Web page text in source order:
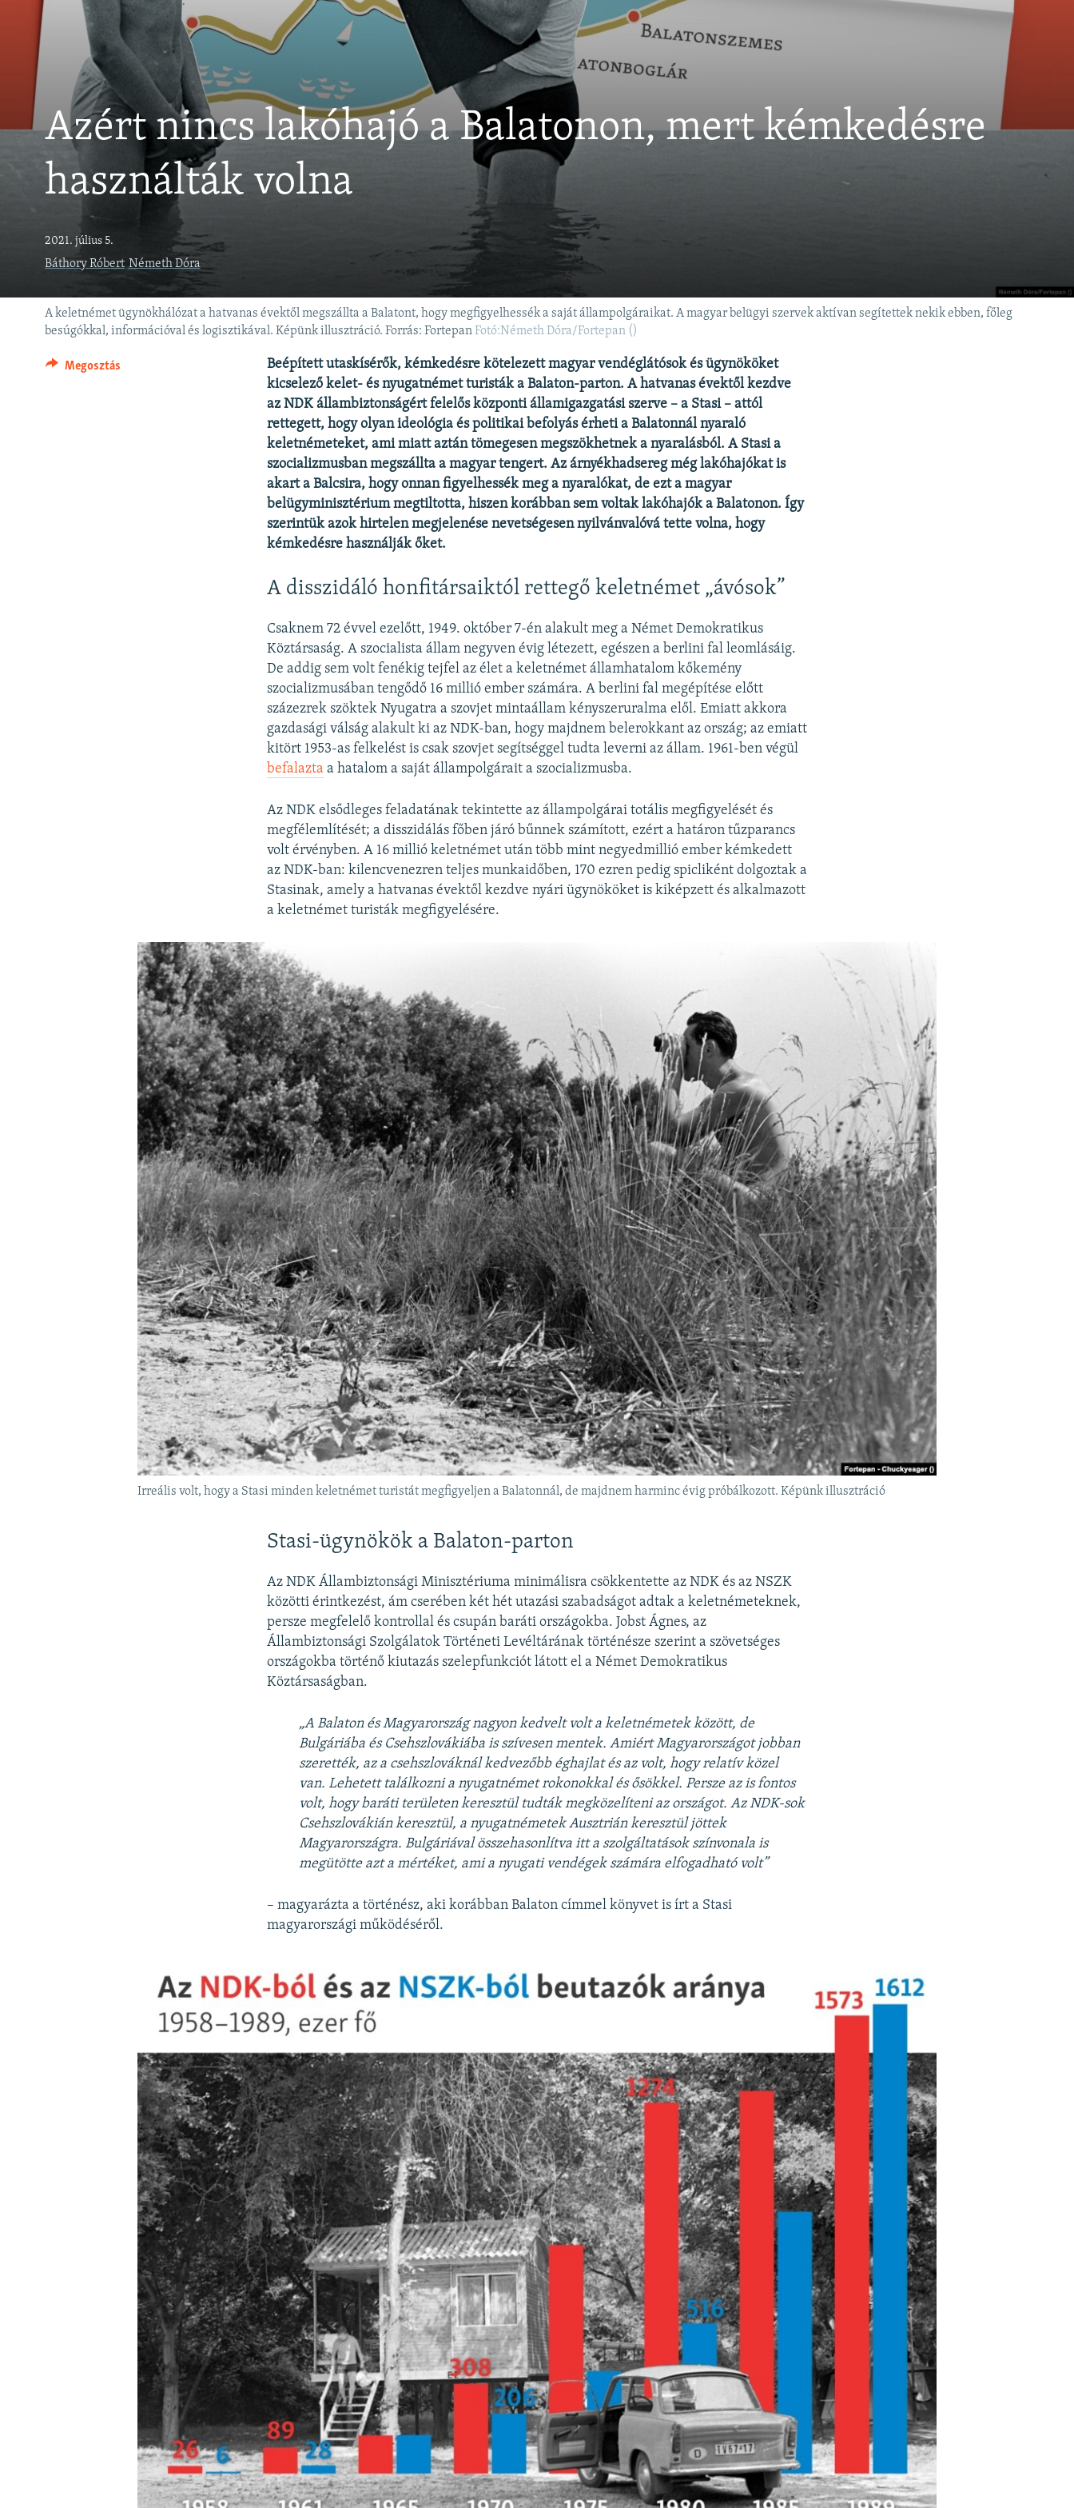
VILÁG
KLÍMAVÁLTOZÁS
A MÚLT TANULSÁGAI
Azért nincs lakóhajó a Balatonon, mert kémkedésre
használták volna
2021. július 5.
Báthory Róbert Németh Dóra
A keletnémet ügynökhálózat a hatvanas évektől megszállta a Balatont, hogy megfigyelhessék a saját állampolgáraikat. A magyar belügyi szervek aktívan segítettek nekik ebben, főleg
besúgókkal, információval és logisztikával. Képünk illusztráció. Forrás: FortepanFotó:Németh Dóra/Fortepan ()
Megosztás
Beépített utaskísérők, kémkedésre kötelezett magyar vendéglátósok és ügynököket
kicselező kelet- és nyugatnémet turisták a Balaton-parton. A hatvanas évektől kezdve
az NDK állambiztonságért felelős központi államigazgatási szerve – a Stasi – attól
rettegett, hogy olyan ideológia és politikai befolyás érheti a Balatonnál nyaraló
keletnémeteket, ami miatt aztán tömegesen megszökhetnek a nyaralásból. A Stasi a
szocializmusban megszállta a magyar tengert. Az árnyékhadsereg még lakóhajókat is
akart a Balcsira, hogy onnan figyelhessék meg a nyaralókat, de ezt a magyar
belügyminisztérium megtiltotta, hiszen korábban sem voltak lakóhajók a Balatonon. Így
szerintük azok hirtelen megjelenése nevetségesen nyilvánvalóvá tette volna, hogy
kémkedésre használják őket.
A disszidáló honfitársaiktól rettegő keletnémet „ávósok”
Csaknem 72 évvel ezelőtt, 1949. október 7-én alakult meg a Német Demokratikus
Köztársaság. A szocialista állam negyven évig létezett, egészen a berlini fal leomlásáig.
De addig sem volt fenékig tejfel az élet a keletnémet államhatalom kőkemény
szocializmusában tengődő 16 millió ember számára. A berlini fal megépítése előtt
százezrek szöktek Nyugatra a szovjet mintaállam kényszeruralma elől. Emiatt akkora
gazdasági válság alakult ki az NDK-ban, hogy majdnem belerokkant az ország; az emiatt
kitört 1953-as felkelést is csak szovjet segítséggel tudta leverni az állam. 1961-ben végül
befalazta a hatalom a saját állampolgárait a szocializmusba.
Az NDK elsődleges feladatának tekintette az állampolgárai totális megfigyelését és
megfélemlítését; a disszidálás főben járó bűnnek számított, ezért a határon tűzparancs
volt érvényben. A 16 millió keletnémet után több mint negyedmillió ember kémkedett
az NDK-ban: kilencvenezren teljes munkaidőben, 170 ezren pedig spicliként dolgoztak a
Stasinak, amely a hatvanas évektől kezdve nyári ügynököket is kiképzett és alkalmazott
a keletnémet turisták megfigyelésére.
Irreális volt, hogy a Stasi minden keletnémet turistát megfigyeljen a Balatonnál, de majdnem harminc évig próbálkozott. Képünk illusztráció
Stasi-ügynökök a Balaton-parton
Az NDK Állambiztonsági Minisztériuma minimálisra csökkentette az NDK és az NSZK
közötti érintkezést, ám cserében két hét utazási szabadságot adtak a keletnémeteknek,
persze megfelelő kontrollal és csupán baráti országokba. Jobst Ágnes, az
Állambiztonsági Szolgálatok Történeti Levéltárának történésze szerint a szövetséges
országokba történő kiutazás szelepfunkciót látott el a Német Demokratikus
Köztársaságban.
„A Balaton és Magyarország nagyon kedvelt volt a keletnémetek között, de
Bulgáriába és Csehszlovákiába is szívesen mentek. Amiért Magyarországot jobban
szerették, az a csehszlováknál kedvezőbb éghajlat és az volt, hogy relatív közel
van. Lehetett találkozni a nyugatnémet rokonokkal és ősökkel. Persze az is fontos
volt, hogy baráti területen keresztül tudták megközelíteni az országot. Az NDK-sok
Csehszlovákián keresztül, a nyugatnémetek Ausztrián keresztül jöttek
Magyarországra. Bulgáriával összehasonlítva itt a szolgáltatások színvonala is
megütötte azt a mértéket, ami a nyugati vendégek számára elfogadható volt”
– magyarázta a történész, aki korábban Balaton címmel könyvet is írt a Stasi
magyarországi működéséről.